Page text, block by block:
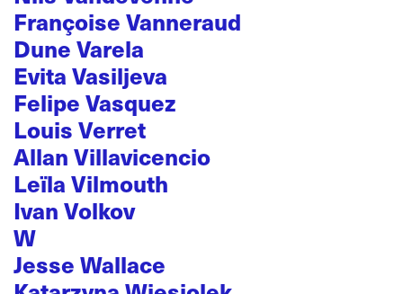
Françoise Vanneraud
Dune Varela
Evita Vasiljeva
Felipe Vasquez
Louis Verret
Allan Villavicencio
Leïla Vilmouth
Ivan Volkov
W
Jesse Wallace